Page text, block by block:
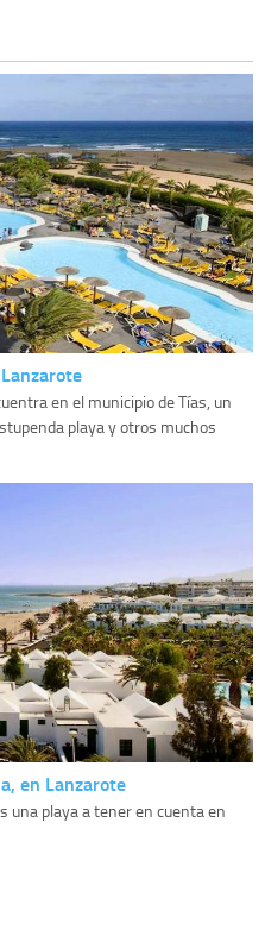
en el municipio de Tías, un
playa y otros muchos
en Lanzarote
una playa a tener en cuenta en